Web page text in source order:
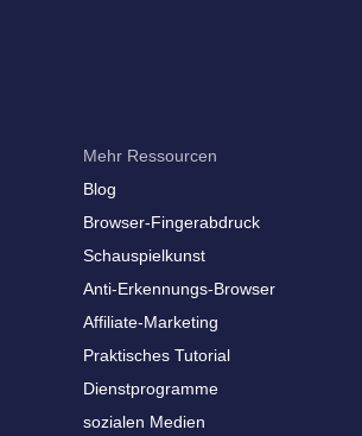
Mehr Ressourcen
Blog
Browser-Fingerabdruck
Schauspielkunst
Anti-Erkennungs-Browser
Affiliate-Marketing
Praktisches Tutorial
Dienstprogramme
sozialen Medien